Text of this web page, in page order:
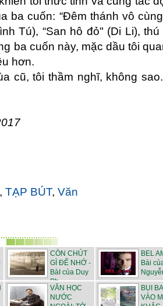
ba cuốn: “Đêm thánh vô
Tú), “San hô đỏ" (Di Li),
ba cuốn này, mặc dầu tôi
hơn.
cũ, tôi thầm nghĩ, không
, TẠP BÚT, Văn
CÒN CHÚT
GÌ ĐỂ NHỚ -
BàI của Duy
Ph...
BEL
Bài
VĂN HỌC
NƯỚC
BỤI
VÀO